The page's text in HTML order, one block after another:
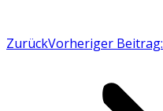
ZurückVorheriger Beitrag: